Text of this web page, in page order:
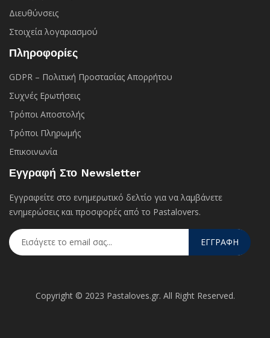
Διευθύνσεις
Στοιχεία λογαριασμού
Πληροφορίες
GDPR – Πολιτική Προστασίας Απορρήτου
Συχνές Eρωτήσεις
Τρόποι Αποστολής
Τρόποι Πληρωμής
Επικοινωνία
Εγγραφή Στο Newsletter
Εγγραφείτε στο ενημερωτικό δελτίο για να λαμβάνετε
ενημερώσεις και προσφορές από το Pastalovers.
ΕΓΓΡΑΦΗ
Copyright © 2023 Pastaloves.gr. All Right Reserved.